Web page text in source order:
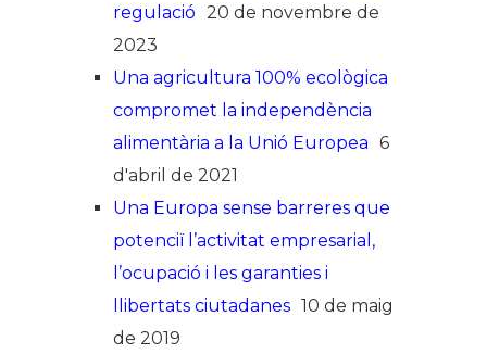
regulació 20 de novembre de
2023
Una agricultura 100% ecològica
compromet la independència
alimentària a la Unió Europea 6
d'abril de 2021
Una Europa sense barreres que
potenciï l’activitat empresarial,
l’ocupació i les garanties i
llibertats ciutadanes 10 de maig
de 2019